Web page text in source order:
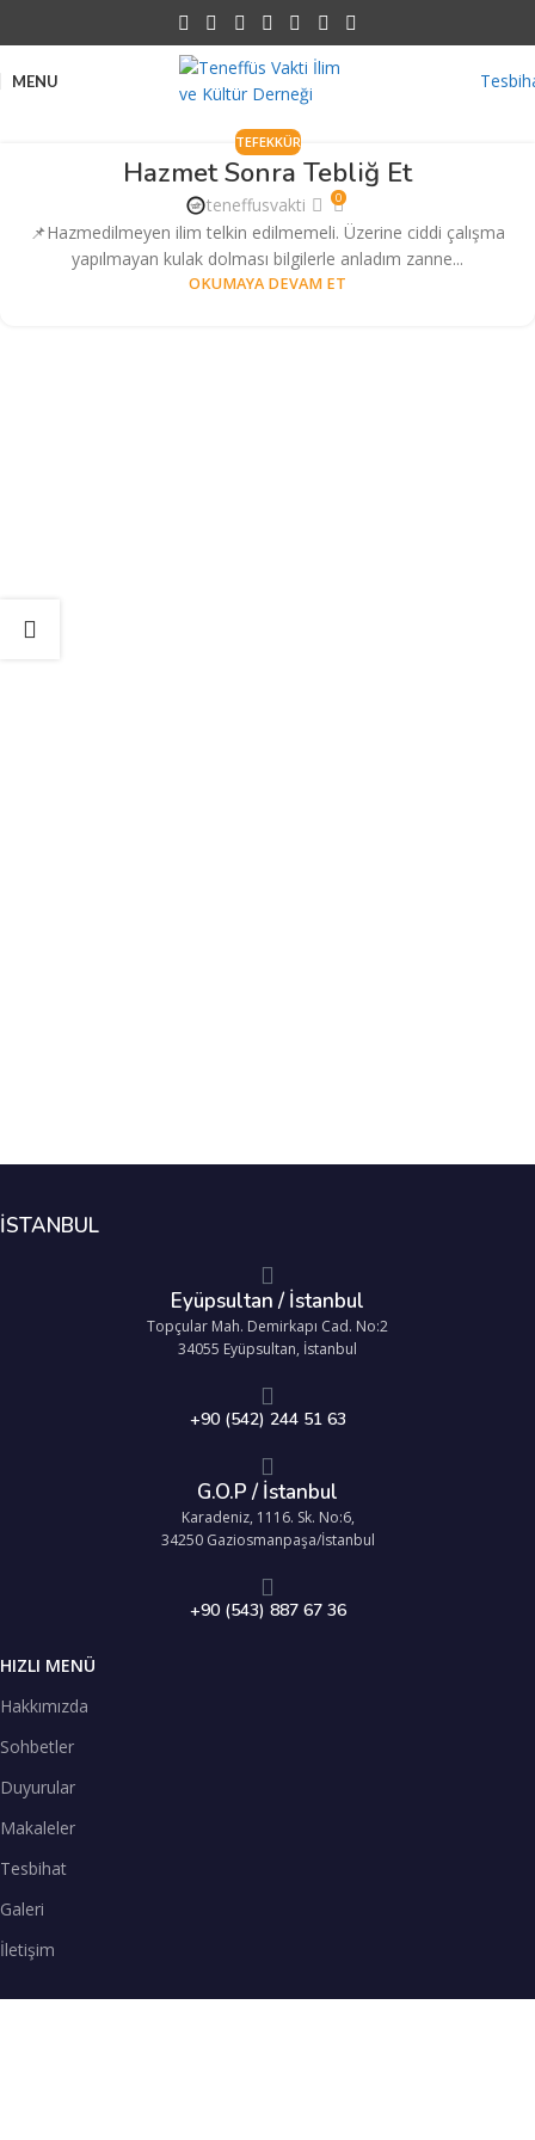
MENU
TEFEKKÜR
Hazmet Sonra Tebliğ Et
teneffusvakti 0
📌Hazmedilmeyen ilim telkin edilmemeli. Üzerine ciddi çalışma
yapılmayan kulak dolması bilgilerle anladım zanne...
OKUMAYA DEVAM ET
İSTANBUL
Eyüpsultan / İstanbul
Topçular Mah. Demirkapı Cad. No:2
34055 Eyüpsultan, İstanbul
+90 (542) 244 51 63
G.O.P / İstanbul
Karadeniz, 1116. Sk. No:6,
34250 Gaziosmanpaşa/İstanbul
+90 (543) 887 67 36
HIZLI MENÜ
Hakkımızda
Sohbetler
Duyurular
Makaleler
Tesbihat
Galeri
İletişim